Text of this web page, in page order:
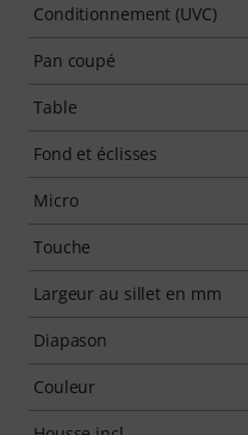
Conditionnement (UVC)
Pan coupé
Table
Fond et éclisses
Micro
Touche
Largeur au sillet en mm
Diapason
Couleur